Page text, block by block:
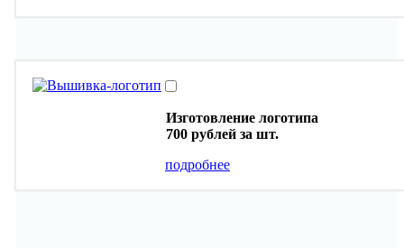
Изготовление логотипа
700 рублей за шт.
подробнее